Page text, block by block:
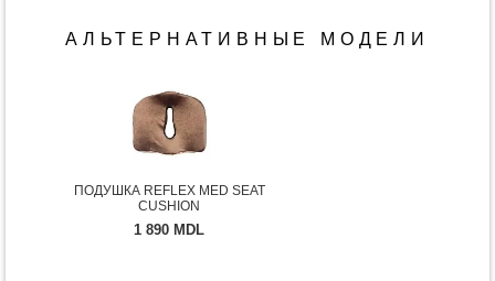
АЛЬТЕРНАТИВНЫЕ МОДЕЛИ
ПОДУШКА REFLEX MED SEAT
CUSHION
1 890 MDL